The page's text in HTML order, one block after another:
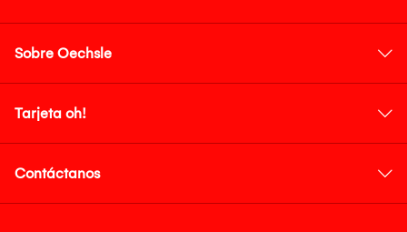
Sobre Oechsle
Tarjeta oh!
Contáctanos